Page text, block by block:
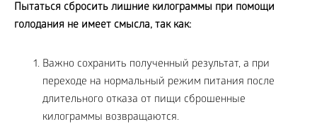
Пытаться сбросить лишние килограммы при помощи
голодания не имеет смысла, так как:
Важно сохранить полученный результат, а при
переходе на нормальный режим питания после
длительного отказа от пищи сброшенные
килограммы возвращаются.